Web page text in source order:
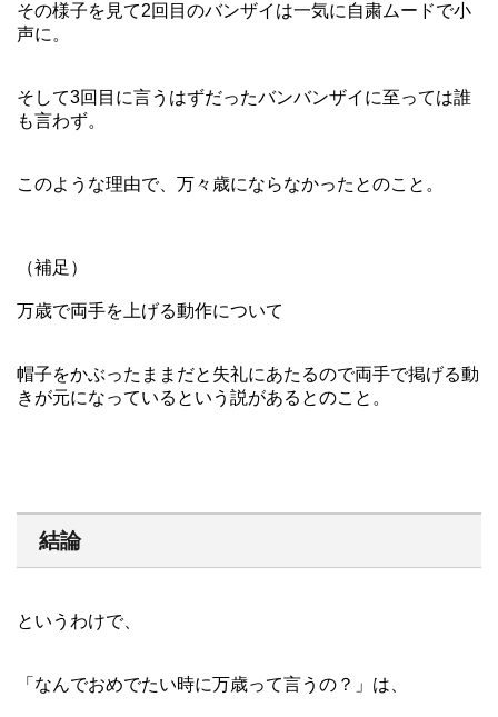
その様子を見て2回目のバンザイは一気に自粛ムードで小
声に。
そして3回目に言うはずだったバンバンザイに至っては誰
も言わず。
このような理由で、万々歳にならなかったとのこと。
（補足）
万歳で両手を上げる動作について
帽子をかぶったままだと失礼にあたるので両手で掲げる動
きが元になっているという説があるとのこと。
結論
というわけで、
「なんでおめでたい時に万歳って言うの？」は、